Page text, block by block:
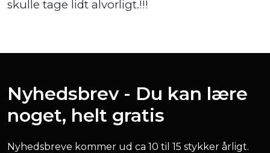
skulle tage lidt alvorligt.!!!
Nyhedsbrev - Du kan lære
noget, helt gratis
Nyhedsbreve kommer ud ca 10 til 15 stykker årligt.